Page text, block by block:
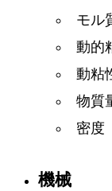
モル
動的
動粘
物質
密度
機械